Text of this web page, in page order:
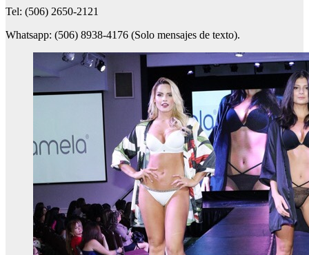
Tel: (506) 2650-2121
Whatsapp: (506) 8938-4176 (Solo mensajes de texto).